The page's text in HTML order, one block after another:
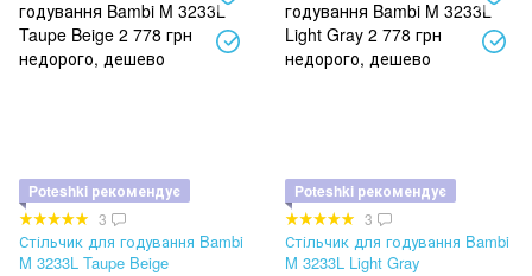
Poteshki рекомендує
3
Стільчик для годування Bambi
M 3233L Taupe Beige
Poteshki рекомендує
3
Стільчик для годування Bambi
M 3233L Light Gray